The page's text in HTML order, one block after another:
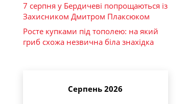
7 серпня у Бердичеві попрощаються із
Захисником Дмитром Плаксюком
Росте купками під тополею: на який
гриб схожа незвична біла знахідка
Серпень 2026